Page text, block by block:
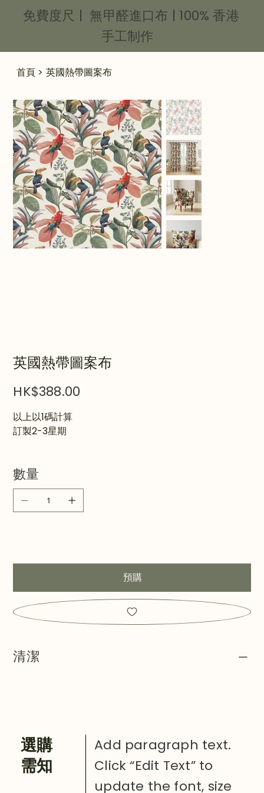
免費度尺 | 無甲醛進口布 | 100% 香港
手工制作
首頁 > 英國熱帶圖案布
英國熱帶圖案布
格
HK$388.00
以上以1碼計算
訂製2-3星期
數量
預購
清潔
​選購
需知
Add paragraph text.
Click “Edit Text” to
update the font, size